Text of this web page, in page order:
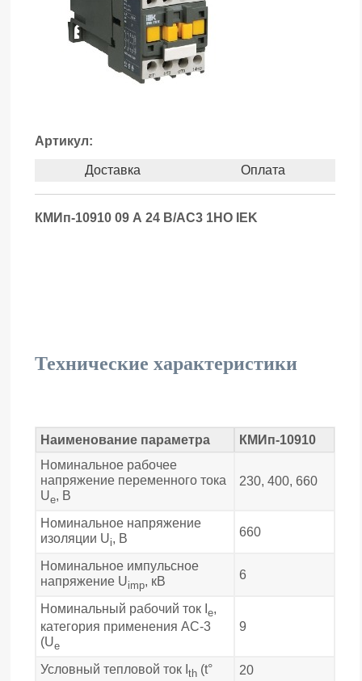
Артикул:
Доставка Оплата
КМИп-10910 09 А 24 В/АС3 1НО IEK
Технические характеристики
Наименование параметра
КМИп-10910
Номинальное рабочее
напряжение переменного тока
Ue, В
230, 400, 660
Номинальное напряжение
изоляции Ui, В 660
Номинальное импульсное
напряжение Uimp, кВ 6
Номинальный рабочий ток I e,
категория применения АС-3
(Ue
9
Условный тепловой ток I th (t° 20